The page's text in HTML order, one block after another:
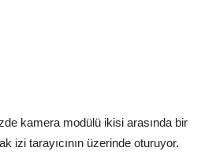
kamera modülü ikisi arasında bir
izi tarayıcının üzerinde oturuyor.